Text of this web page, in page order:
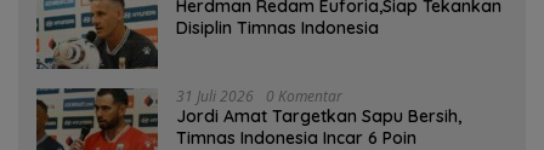
Herdman Redam Euforia,Siap Tekankan
Disiplin Timnas Indonesia
31 Juli 2026 0 Komentar
Jordi Amat Targetkan Sapu Bersih,
Timnas Indonesia Incar 6 Poin